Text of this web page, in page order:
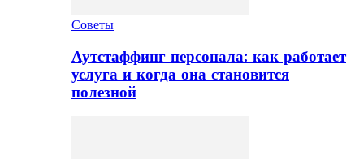
Советы
Аутстаффинг персонала: как работает
услуга и когда она становится
полезной